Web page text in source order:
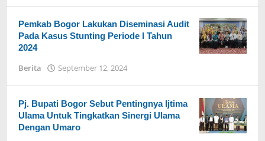
Pemkab Bogor Lakukan Diseminasi Audit
Pada Kasus Stunting Periode I Tahun
2024
Berita September 12, 2024
Ka
Bogor
Pj. Bupati Bogor Sebut Pentingnya Ijtima
Ulama Untuk Tingkatkan Sinergi Ulama
Dengan Umaro